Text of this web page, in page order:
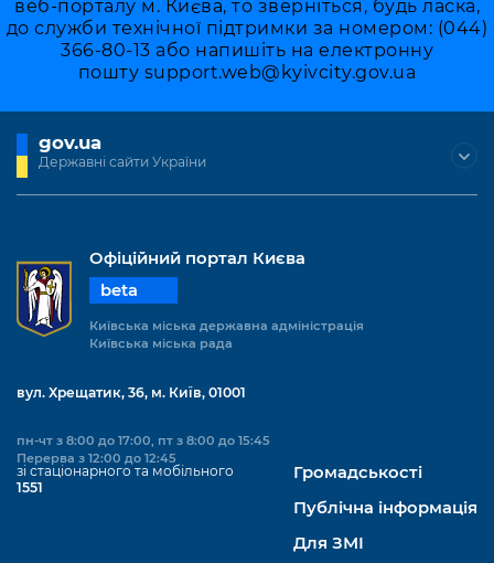
веб-порталу м. Києва, то зверніться, будь ласка,
до служби технічної підтримки за номером: (044)
366-80-13 або напишіть на електронну
пошту support.web@kyivcity.gov.ua
gov.ua
Державні сайти України
Офіційний портал Києва
beta
Київська міська державна адміністрація
Київська міська рада
вул. Хрещатик, 36, м. Київ, 01001
пн-чт з 8:00 до 17:00, пт з 8:00 до 15:45
Перерва з 12:00 до 12:45
зі стаціонарного та мобільного
1551
Громадськості
Публічна інформація
Для ЗМІ